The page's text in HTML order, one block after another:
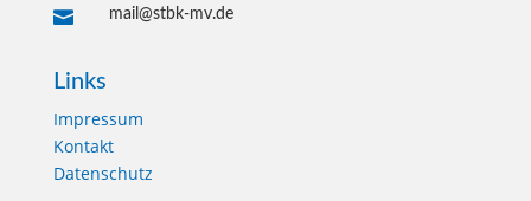
 mail@stbk-mv.de
Links
Impressum
Kontakt
Datenschutz